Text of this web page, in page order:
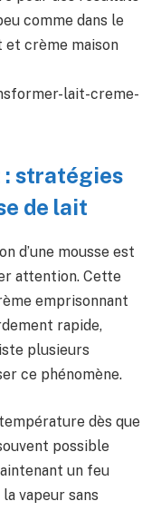
comme dans le
crème maison
lait-creme-
: stratégies
de lait
d’une mousse est
attention. Cette
emprisonnant
rapide,
plusieurs
ce phénomène.
dès que
possible
un feu
vapeur sans